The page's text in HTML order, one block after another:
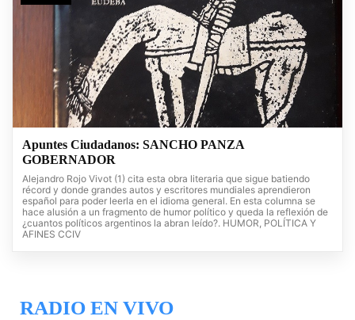
Apuntes Ciudadanos: SANCHO PANZA
GOBERNADOR
Alejandro Rojo Vivot (1) cita esta obra literaria que sigue batiendo
récord y donde grandes autos y escritores mundiales aprendieron
español para poder leerla en el idioma general. En esta columna se
hace alusión a un fragmento de humor político y queda la reflexión de
¿cuantos políticos argentinos la abran leído?. HUMOR, POLÍTICA Y
AFINES CCIV
RADIO EN VIVO